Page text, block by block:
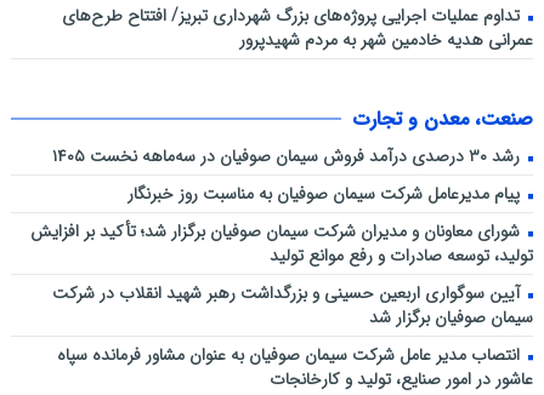
تداوم عملیات اجرایی پروژه‌های بزرگ شهرداری تبریز/ افتتاح طرح‌های
عمرانی هدیه خادمین شهر به مردم شهیدپرور
صنعت، معدن و تجارت
رشد ۳۰ درصدی درآمد فروش سیمان صوفیان در سه‌ماهه نخست ۱۴۰۵
پیام مدیرعامل شرکت سیمان صوفیان به مناسبت روز خبرنگار
شورای معاونان و مدیران شرکت سیمان صوفیان برگزار شد؛ تأکید بر افزایش
تولید، توسعه صادرات و رفع موانع تولید
آیین سوگواری اربعین حسینی و بزرگداشت رهبر شهید انقلاب در شرکت
سیمان صوفیان برگزار شد
انتصاب مدیر عامل شرکت سیمان صوفیان به عنوان مشاور فرمانده سپاه
عاشور در امور صنایع، تولید و کارخانجات